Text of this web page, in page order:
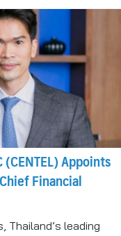
Appoints
Financial
Thailand’s leading